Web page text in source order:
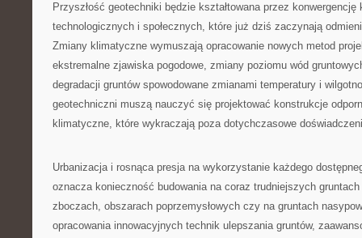
Przyszłość geotechniki będzie kształtowana przez konwergencję
technologicznych i społecznych, które już dziś zaczynają
Zmiany klimatyczne wymuszają opracowanie nowych metod
ekstremalne zjawiska pogodowe, zmiany poziomu wód
degradacji gruntów spowodowane zmianami temperatury i
geotechniczni muszą nauczyć się projektować konstrukcje
klimatyczne, które wykraczają poza dotychczasowe
Urbanizacja i rosnąca presja na wykorzystanie każdego
oznacza konieczność budowania na coraz trudniejszych
zboczach, obszarach poprzemysłowych czy na gruntach
opracowania innowacyjnych technik ulepszania gruntów,